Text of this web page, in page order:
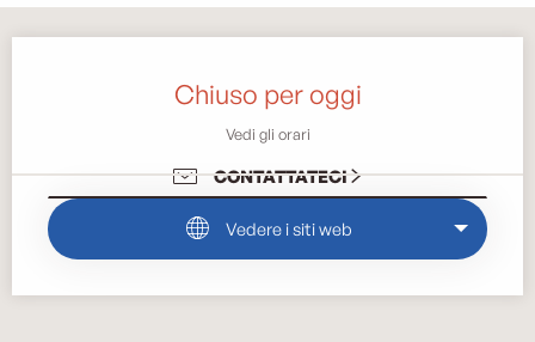
Chiuso per oggi
Vedi gli orari
CONTATTATECI
Vedere i siti web